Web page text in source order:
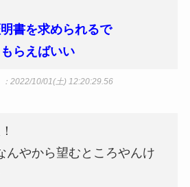
書を求められるで
らえばいい
：2022/10/01(土) 12:20:29.56
んやから望むところやんけ